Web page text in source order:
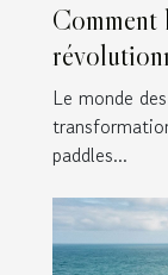
gonflables
Le monde
paddles...